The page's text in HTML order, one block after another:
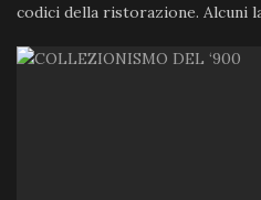
codici della ristorazione. Alcuni